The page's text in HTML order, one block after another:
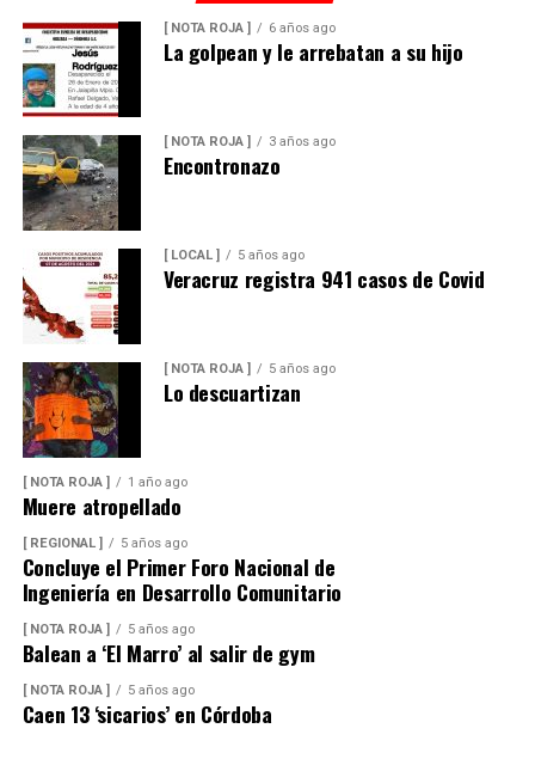
[ NOTA ROJA ] 6 años ago
La golpean y le arrebatan a su hijo
[ NOTA ROJA ] 3 años ago
Encontronazo
[ LOCAL ] 5 años ago
Veracruz registra 941 casos de Covid
[ NOTA ROJA ] 5 años ago
Lo descuartizan
[ NOTA ROJA ] 1 año ago
Muere atropellado
[ REGIONAL ] 5 años ago
Concluye el Primer Foro Nacional de
Ingeniería en Desarrollo Comunitario
[ NOTA ROJA ] 5 años ago
Balean a ‘El Marro’ al salir de gym
[ NOTA ROJA ] 5 años ago
Caen 13 ‘sicarios’ en Córdoba